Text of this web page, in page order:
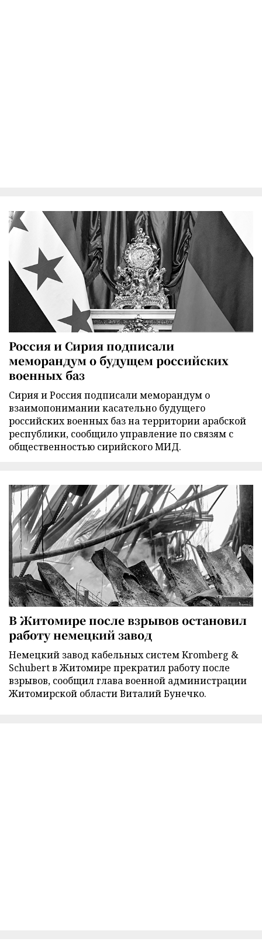
Россия и Сирия подписали
меморандум о будущем российских
военных баз
Сирия и Россия подписали меморандум о
взаимопонимании касательно будущего
российских военных баз на территории арабской
республики, сообщило управление по связям с
общественностью сирийского МИД.
В Житомире после взрывов остановил
работу немецкий завод
Немецкий завод кабельных систем Kromberg &
Schubert в Житомире прекратил работу после
взрывов, сообщил глава военной администрации
Житомирской области Виталий Бунечко.